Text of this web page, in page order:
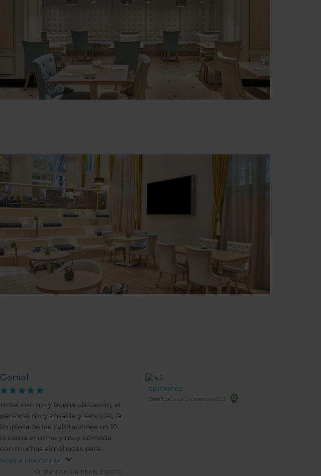
Genial
Hotel con muy buena ubicación, el
personal muy amable y servicial, la
limpieza de las habitaciones un 10,
la cama enorme y muy cómoda
con muchas almohadas para
escoger, el desayuno
EXCEPCIONAL, todo muy bueno y
Mostrar información
Cristinatdv. Cambrils, España
opiniones
Certificado de Excelencia 2025